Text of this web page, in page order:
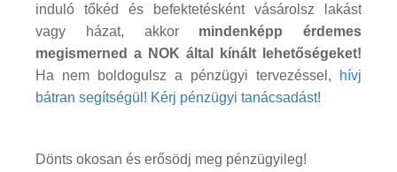
induló tőkéd és befektetésként vásárolsz lakást
vagy házat, akkor mindenképp érdemes
megismerned a NOK által kínált lehetőségeket!
Ha nem boldogulsz a pénzügyi tervezéssel,
hívj
bátran segítségül! Kérj pénzügyi tanácsadást!
Dönts okosan és erősödj meg pénzügyileg!